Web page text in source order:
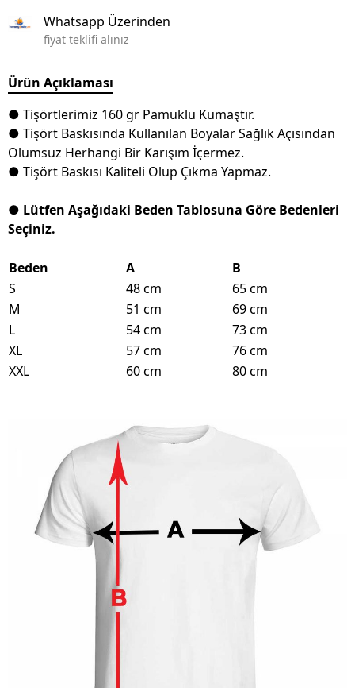
Whatsapp Üzerinden
fiyat teklifi alınız
Ürün Açıklaması
● Tişörtlerimiz 160 gr Pamuklu Kumaştır.
● Tişört Baskısında Kullanılan Boyalar Sağlık Açısından
Olumsuz Herhangi Bir Karışım İçermez.
● Tişört Baskısı Kaliteli Olup Çıkma Yapmaz.
● Lütfen Aşağıdaki Beden Tablosuna Göre Bedenleri
Seçiniz.
Beden A
B
S
48 cm
65 cm
M
51 cm
69 cm
L
54 cm
73 cm
XL
57 cm
76 cm
XXL
60 cm 80 cm